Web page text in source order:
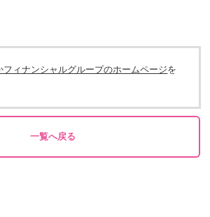
フィナンシャルグループのホームページを
一覧へ戻る